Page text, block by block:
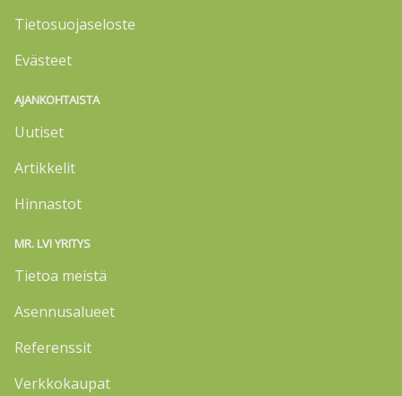
Tietosuojaseloste
Evästeet
AJANKOHTAISTA
Uutiset
Artikkelit
Hinnastot
MR. LVI YRITYS
Tietoa meistä
Asennusalueet
Referenssit
Verkkokaupat